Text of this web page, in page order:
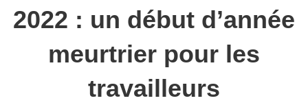
2022 : un début d’année
meurtrier pour les
travailleurs